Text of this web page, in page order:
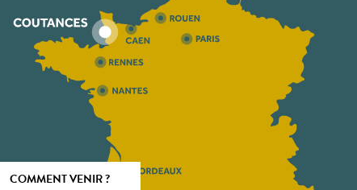
COMMENT VENIR ?